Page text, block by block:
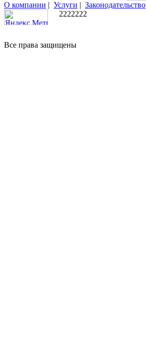
О компании | Услуги | Законодательство
2222222
Все права защищены